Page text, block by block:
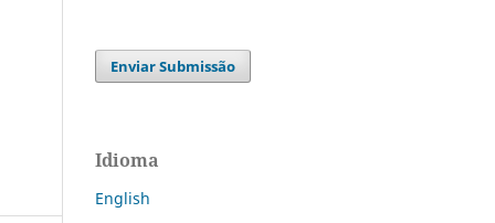
Enviar Submissão
Idioma
English